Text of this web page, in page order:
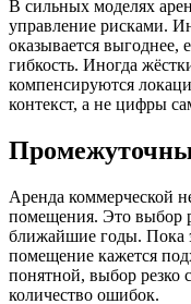
В сильных моделях
управление рисками.
оказывается выгоднее,
гибкость. Иногда
компенсируются
контекст, а не цифры
Аренда коммерческой
помещения. Это выбор
ближайшие годы. Пока
помещение кажется
понятной, выбор резко
количество ошибок.